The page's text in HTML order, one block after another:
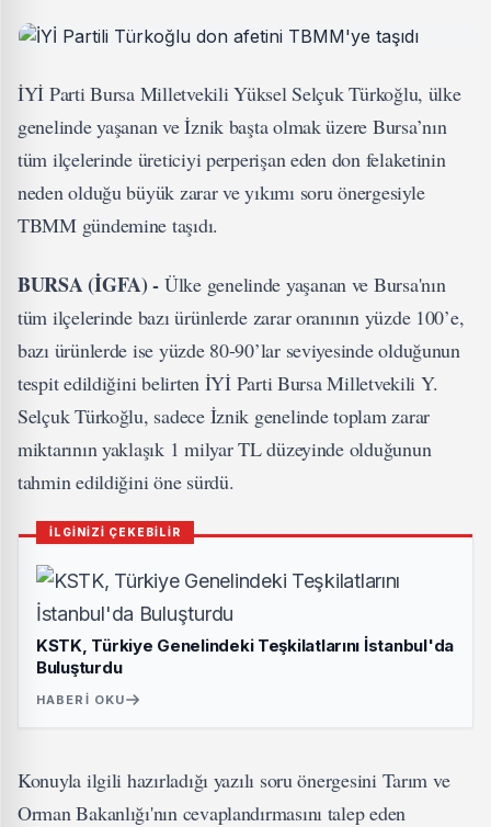
İYİ Parti Bursa Milletvekili Yüksel Selçuk Türkoğlu, ülke
genelinde yaşanan ve İznik başta olmak üzere Bursa’nın
tüm ilçelerinde üreticiyi perperişan eden don felaketinin
neden olduğu büyük zarar ve yıkımı soru önergesiyle
TBMM gündemine taşıdı.
BURSA (İGFA) - Ülke genelinde yaşanan ve Bursa'nın
tüm ilçelerinde bazı ürünlerde zarar oranının yüzde 100’e,
bazı ürünlerde ise yüzde 80-90’lar seviyesinde olduğunun
tespit edildiğini belirten İYİ Parti Bursa Milletvekili Y.
Selçuk Türkoğlu, sadece İznik genelinde toplam zarar
miktarının yaklaşık 1 milyar TL düzeyinde olduğunun
tahmin edildiğini öne sürdü.
İLGİNİZİ ÇEKEBİLİR
KSTK, Türkiye Genelindeki Teşkilatlarını İstanbul'da
Buluşturdu
HABERI OKU
Konuyla ilgili hazırladığı yazılı soru önergesini Tarım ve
Orman Bakanlığı'nın cevaplandırmasını talep eden